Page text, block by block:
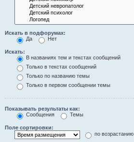
Искать в подфорумах:
Да
Нет
Искать:
В названиях тем и текстах сообщений
Только в текстах сообщений
Только по названию темы
Только в первом сообщении темы
Показывать результаты как:
Сообщения
Темы
Поле сортировки:
по возрастанию